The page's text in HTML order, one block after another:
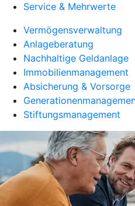
Service & Mehrwerte
Vermögensverwaltung
Anlageberatung
Nachhaltige Geldanlage
Immobilienmanagement
Absicherung & Vorsorge
Stiftungsmanagement